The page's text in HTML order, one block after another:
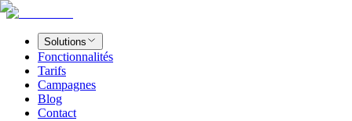
Solutions
Fonctionnalités
Tarifs
Campagnes
Blog
Contact